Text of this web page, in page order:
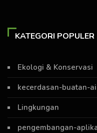
KATEGORI POPULER
Ekologi & Konservasi
kecerdasan-buatan-ai
Lingkungan
pengembangan-